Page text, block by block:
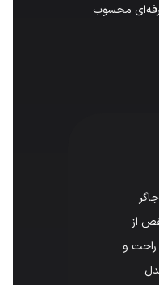
محسوب
از
راحت و